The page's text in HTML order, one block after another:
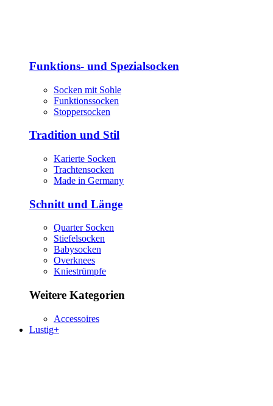
Funktions- und Spezialsocken
Socken mit Sohle
Funktionssocken
Stoppersocken
Tradition und Stil
Karierte Socken
Trachtensocken
Made in Germany
Schnitt und Länge
Quarter Socken
Stiefelsocken
Babysocken
Overknees
Kniestrümpfe
Weitere Kategorien
Accessoires
Lustig+